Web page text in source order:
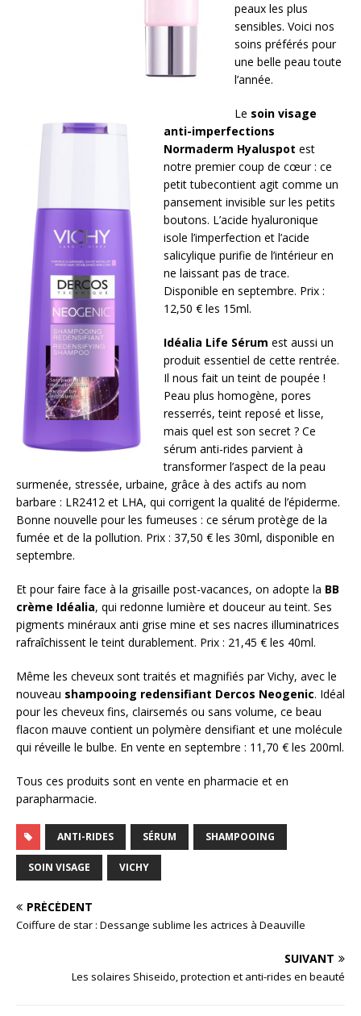
peaux les plus
sensibles. Voici nos
soins préférés pour
une belle peau toute
l’année.
Le soin visage
anti-imperfections
Normaderm Hyaluspot est
notre premier coup de cœur : ce
petit tubecontient agit comme un
pansement invisible sur les petits
boutons. L’acide hyaluronique
isole l’imperfection et l’acide
salicylique purifie de l’intérieur en
ne laissant pas de trace.
Disponible en septembre. Prix :
12,50 € les 15ml.
Idéalia Life Sérum est aussi un
produit essentiel de cette rentrée.
Il nous fait un teint de poupée !
Peau plus homogène, pores
resserrés, teint reposé et lisse,
mais quel est son secret ? Ce
sérum anti-rides parvient à
transformer l’aspect de la peau
surmenée, stressée, urbaine, grâce à des actifs au nom
barbare : LR2412 et LHA, qui corrigent la qualité de l’épiderme.
Bonne nouvelle pour les fumeuses : ce sérum protège de la
fumée et de la pollution. Prix : 37,50 € les 30ml, disponible en
septembre.
Et pour faire face à la grisaille post-vacances, on adopte la BB
crème Idéalia, qui redonne lumière et douceur au teint. Ses
pigments minéraux anti grise mine et ses nacres illuminatrices
rafraîchissent le teint durablement. Prix : 21,45 € les 40ml.
Même les cheveux sont traités et magnifiés par Vichy, avec le
nouveau shampooing redensifiant Dercos Neogenic. Idéal
pour les cheveux fins, clairsemés ou sans volume, ce beau
flacon mauve contient un polymère densifiant et une molécule
qui réveille le bulbe. En vente en septembre : 11,70 € les 200ml.
Tous ces produits sont en vente en pharmacie et en
parapharmacie.
ANTI-RIDES SÉRUM SHAMPOOING
SOIN VISAGE VICHY
PRÉCÉDENT
Coiffure de star : Dessange sublime les actrices à Deauville
SUIVANT
Les solaires Shiseido, protection et anti-rides en beauté